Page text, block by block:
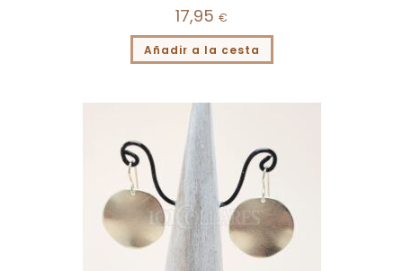
17,95 €
Añadir a la cesta